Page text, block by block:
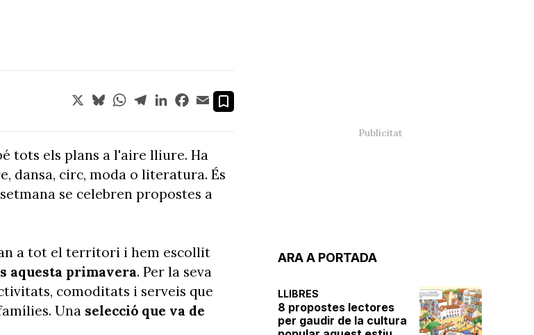
ARA A PORTADA
LLIBRES
8 propostes lectores
per gaudir de la cultura
X BlueskyWhatsApp
TelegramLinkedInFacebook
Email
tots els plans a l'aire lliure. Ha
dansa, circ, moda o literatura. És
se celebren propostes a
a tot el territori i hem escollit
aquesta primavera. Per la seva
comoditats i serveis que
Una selecció que va de